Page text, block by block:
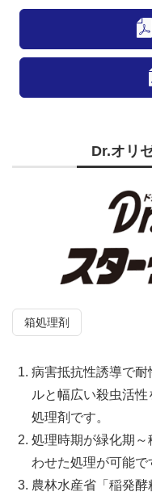
Dr.オリ
箱処理剤
病害抵抗性誘導で
ルと幅広い殺虫活
処理剤です。
処理時期が緑化期
わせた処理が可能で
農林水産省「稲発